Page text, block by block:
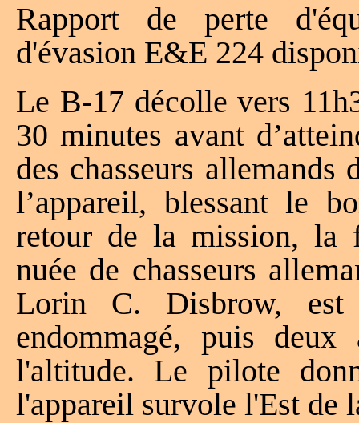
Rapport de perte
d'évasion E&E 224
Le B-17 décolle vers
30 minutes avant
des chasseurs
l’appareil, blessant le
retour de la mission, la
nuée de chasseurs
Lorin C. Disbrow,
endommagé, puis
l'altitude. Le pilote
l'appareil survole l'Est de